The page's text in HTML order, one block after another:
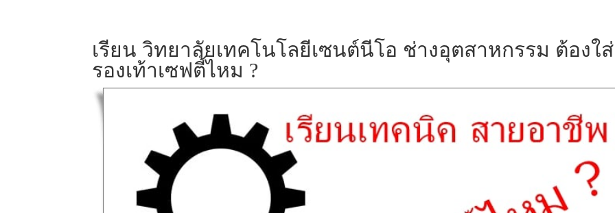
เรียน วิทยาลัยเทคโนโลยีเซนต์นีโอ ช่างอุตสาหกรรม ต้องใส่
รองเท้าเซฟตี้ไหม ?